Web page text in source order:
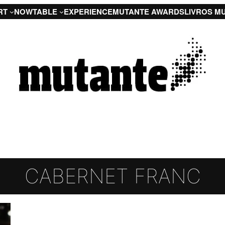
NOWTABLE EXPERIENCEMUTANTE AWARDSLIVROS
CABERNET FRANC